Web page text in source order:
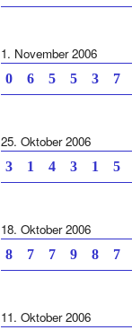
1. November 2006
0 6 5 5 3 7
25. Oktober 2006
3 1 4 3 1 5
18. Oktober 2006
8 7 7 9 8 7
11. Oktober 2006